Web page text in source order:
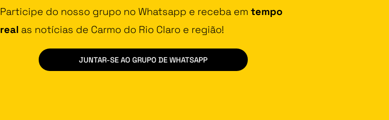
Participe do nosso grupo no Whatsapp e receba em tempo
real as notícias de Carmo do Rio Claro e região!
JUNTAR-SE AO GRUPO DE WHATSAPP